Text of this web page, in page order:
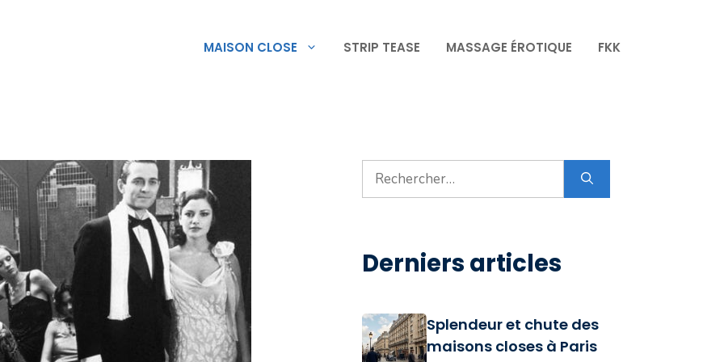
MAISON CLOSE STRIP TEASE MASSAGE ÉROTIQUE FKK
Rechercher :
Derniers articles
Splendeur et chute des
maisons closes à Paris